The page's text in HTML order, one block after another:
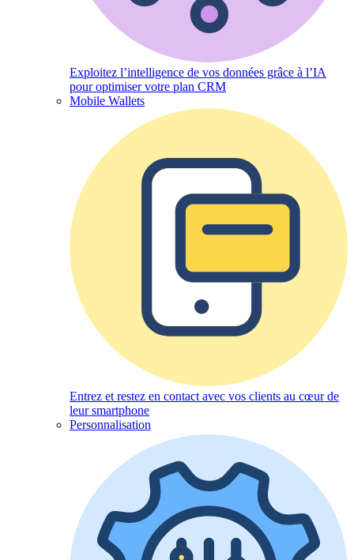
Exploitez l’intelligence de vos données grâce à l’IA
pour optimiser votre plan CRM
Mobile Wallets
Entrez et restez en contact avec vos clients au cœur de
leur smartphone
Personnalisation